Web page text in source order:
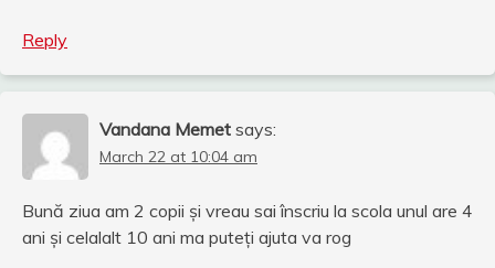
Reply
Vandana Memet says:
March 22 at 10:04 am
Bună ziua am 2 copii și vreau sai înscriu la scola unul are 4
ani și celalalt 10 ani ma puteți ajuta va rog